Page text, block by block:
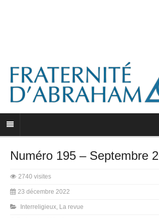
Numéro 195 – Septembre
2740 visites
23 décembre 2022
Interreligieux, La revue